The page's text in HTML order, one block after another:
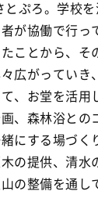
とぷろ。学校
が協働で行っ
ことから、そ
広がっていき
、お堂を活用
、森林浴との
にする場づく
の提供、清水
の整備を通し